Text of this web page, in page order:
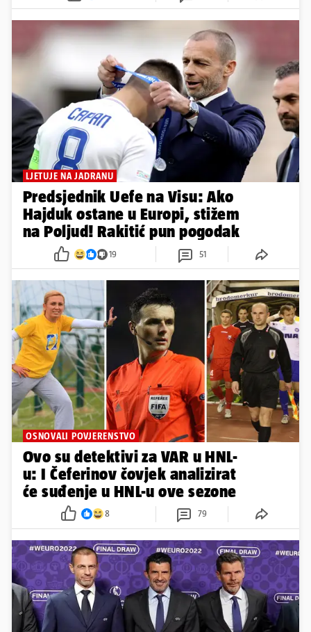
LJETUJE NA JADRANU
Predsjednik Uefe na Visu: Ako
Hajduk ostane u Europi, stižem
na Poljud! Rakitić pun pogodak
19 51
OSNOVALI POVJERENSTVO
Ovo su detektivi za VAR u HNL-
u: I Čeferinov čovjek analizirat
će suđenje u HNL-u ove sezone
8 79